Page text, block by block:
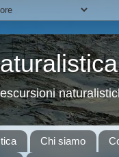
Chi siamo